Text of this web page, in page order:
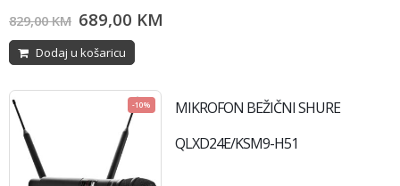
829,00KM 689,00 KM
Dodaj u košaricu
-10%
MIKROFON BEŽIČNI SHURE
QLXD24E/KSM9-H51